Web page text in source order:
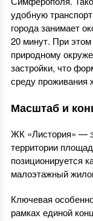
удобную
города занимает
20 минут. При этом
природному
застройки, что
среду проживания
Масштаб и
ЖК «Листория» —
территории
позиционируется
малоэтажный
Ключевая
рамках единой